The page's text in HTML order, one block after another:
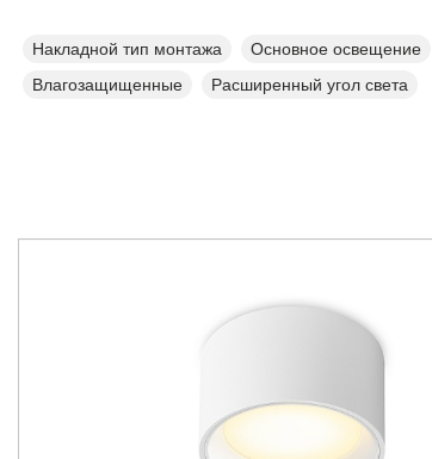
Накладной тип монтажа Основное освещение
Влагозащищенные
Расширенный угол света